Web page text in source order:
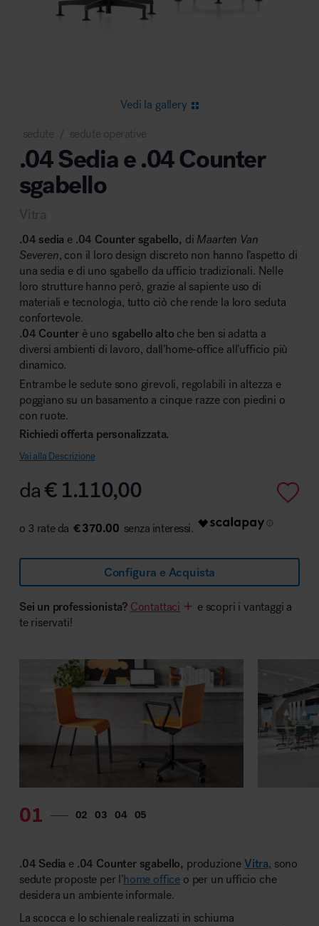
Area lounge e attesa
Area outdoor
Area hospitality
MillerKnoll
Vedi la gallery
sedute sedute operative
.04 Sedia e .04 Counter
sgabello
Vitra
.04 sedia e .04 Counter sgabello, di Maarten Van
Severen, con il loro design discreto non hanno l’aspetto di
una sedia e di uno sgabello da ufficio tradizionali. Nelle
loro strutture hanno però, grazie al sapiente uso di
materiali e tecnologia, tutto ciò che rende la loro seduta
confortevole.
.04 Counterè uno sgabello alto che ben si adatta a
diversi ambienti di lavoro, dall’home-office all’ufficio più
dinamico.
Entrambe le sedute sono girevoli, regolabili in altezza e
poggiano su un basamento a cinque razze con piedini o
con ruote.
Richiedi offerta personalizzata.
Vai alla Descrizione
da€1.110,00
€ 370.00
Configura e Acquista
Sei un professionista? Contattaci
e scopri i vantaggi a
te riservati!
.04 Sedia e.04 Counter sgabello, produzione Vitra, sono
sedute proposte per l’home office o per un ufficio che
desidera un ambiente informale.
La scocca e lo schienale realizzati in schiuma